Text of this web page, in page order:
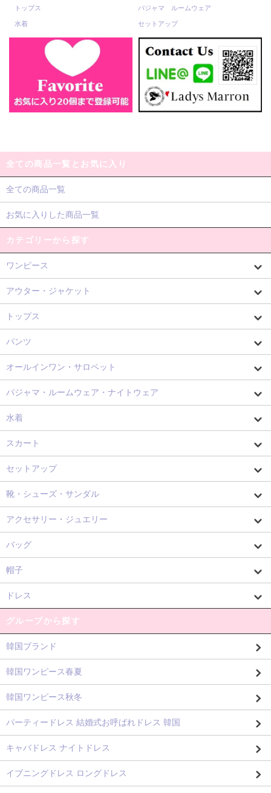
トップス パジャマ ルームウェア
水着 セットアップ
全ての商品一覧とお気に入り
全ての商品一覧
お気に入りした商品一覧
カテゴリーから探す
ワンピース
アウター・ジャケット
トップス
パンツ
オールインワン・サロペット
パジャマ・ルームウェア・ナイトウェア
水着
スカート
セットアップ
靴・シューズ・サンダル
アクセサリー・ジュエリー
バッグ
帽子
ドレス
グループから探す
韓国ブランド
韓国ワンピース春夏
韓国ワンピース秋冬
パーティードレス 結婚式お呼ばれドレス 韓国
キャバドレス ナイトドレス
イブニングドレス ロングドレス